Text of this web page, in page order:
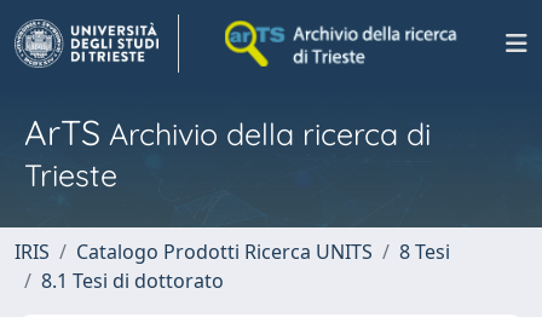
ArTS Archivio della ricerca di
Trieste
IRIS Catalogo Prodotti Ricerca UNITS
8 Tesi
8.1 Tesi di dottorato